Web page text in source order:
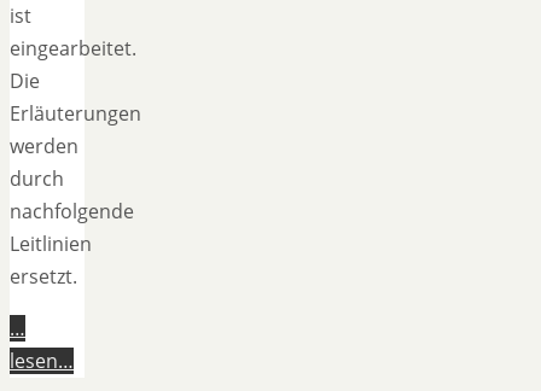
ist
eingearbeitet.
Die
Erläuterungen
werden
durch
nachfolgende
Leitlinien
ersetzt.
…
lesen…